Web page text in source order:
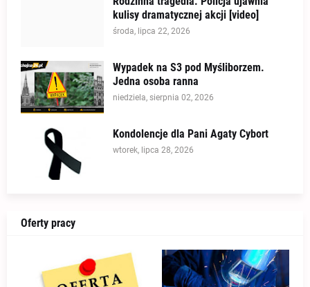
kulisy dramatycznej akcji [video]
środa, lipca 22, 2026
Wypadek na S3 pod Myśliborzem.
Jedna osoba ranna
niedziela, sierpnia 02, 2026
Kondolencje dla Pani Agaty Cybort
wtorek, lipca 28, 2026
Oferty pracy